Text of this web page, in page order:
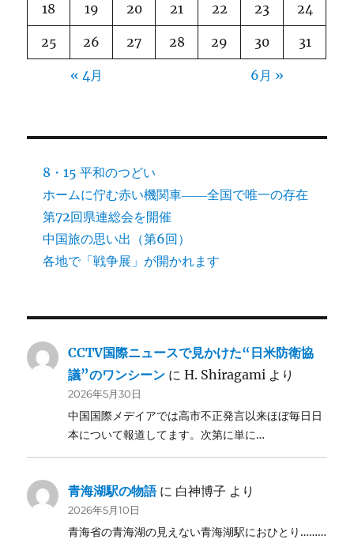
満
に
18 19 20 21 22 23 24
25 26 27 28 29 30 31
« 4月 6月 »
8・15 平和のつどい
ホームに佇む赤い機関車――全国で唯一の存在
第72回県連総会を開催
中国旅の思い出（第6回）
各地で「戦争展」が開かれます
CCTV国際ニュースで見かけた“日米防衛協
議”のワンシーン にH. Shiragami より
2026年5月30日
中国国際メデイアでは高市不正発言以来ほぼ毎日日
本について報道してます。次第に単に…
青海湖駅の物語に 白神博子 より
2026年5月10日
青海省の青海湖の見えない青海湖駅におひとり………